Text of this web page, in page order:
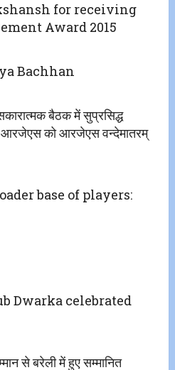
for receiving
Award 2015
Bachhan
बैठक में सुप्रसिद्ध
आरजेएस को आरजेएस वन्देमातरम्
base of players:
Dwarka celebrated
से बरेली में हुए सम्मानित